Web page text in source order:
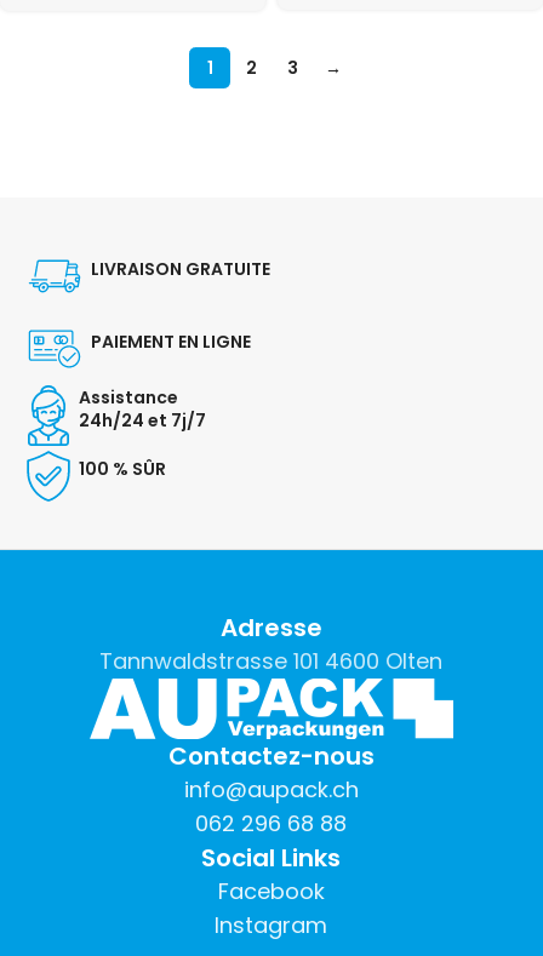
1 2 3 →
LIVRAISON GRATUITE
PAIEMENT EN LIGNE
Assistance
24h/24 et 7j/7
100 % SÛR
Adresse
Tannwaldstrasse 101 4600 Olten
Contactez-nous
info@aupack.ch
062 296 68 88
Social Links
Facebook
Instagram